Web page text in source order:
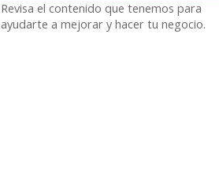
Revisa el contenido que tenemos para
ayudarte a mejorar y hacer tu negocio.